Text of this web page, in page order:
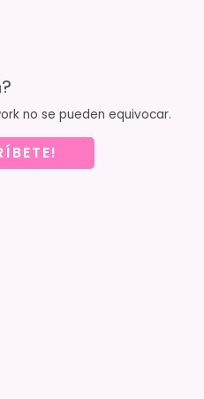
no se pueden equivocar.